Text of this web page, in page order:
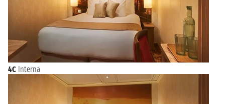
4C Interna